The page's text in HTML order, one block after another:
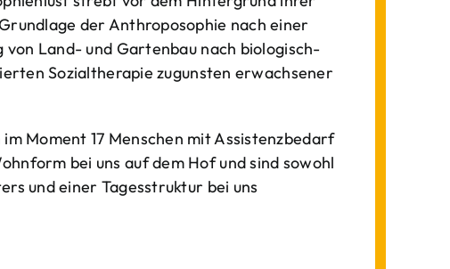
der Anthroposophie nach einer
von Land- und Gartenbau nach biologisch-
Sozialtherapie zugunsten erwachsener
Moment 17 Menschen mit Assistenzbedarf
bei uns auf dem Hof und sind sowohl
und einer Tagesstruktur bei uns